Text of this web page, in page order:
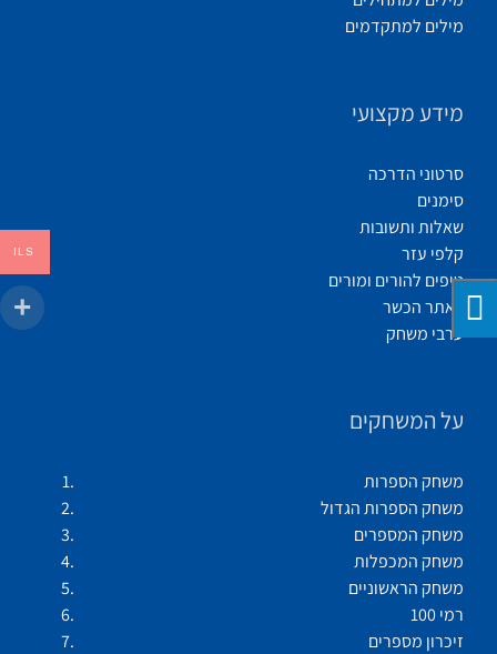
מילים למתקדמים
מידע מקצועי
סרטוני הדרכה
סימנים
שאלות ותשובות
קלפי עזר
טיפים להורים ומורים
לאתר הכשר
ערבי משחק
על המשחקים
משחק הספרות
משחק הספרות הגדול
משחק המספרים
משחק המכפלות
משחק הראשוניים
רמי 100
זיכרון מספרים
ILS